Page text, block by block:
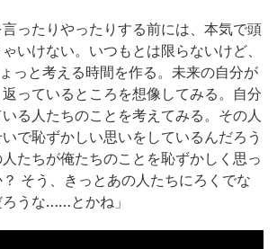
言ったりやったりする前には、本気で頭
いけない。いつもとは限らないけど、
っと考える時間を作る。未来の自分が
っているところを想像してみる。自分
る人たちのことを考えてみる。その人
で恥ずかしい思いをしているんだろう
たちが俺たちのことを恥ずかしく思っ
そう、きっとあの人たちにろくでな
うな……とかね」